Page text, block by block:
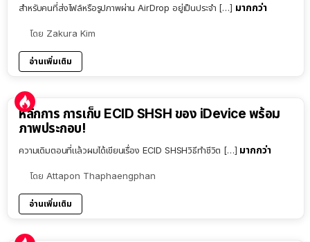
สำหรับคนที่ส่งไฟล์หรือรูปภาพผ่าน AirDrop อยู่เป็นประจำ […] มากกว่า
โดย Zakura Kim
อ่านเพิ่มเติม
หลักการ การเก็บ ECID SHSH ของ iDevice พร้อม
ภาพประกอบ!
ความเดิมตอนที่แล้วผมได้เขียนเรื่อง ECID SHSHวิธีทำชีวิต […] มากกว่า
โดย Attapon Thaphaengphan
อ่านเพิ่มเติม